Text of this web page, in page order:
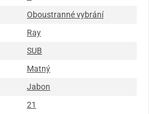
Oboustranné vybrání
Ray
SUB
Matný
Jabon
21